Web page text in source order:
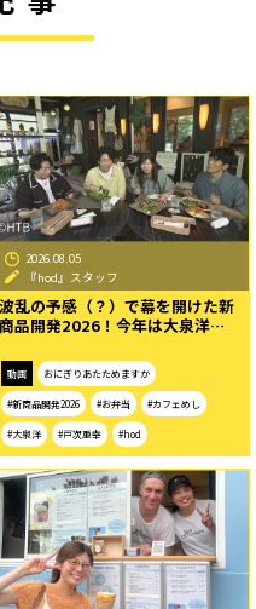
2026.08.05
『hod』スタッフ
波乱の予感（？）で幕を開けた新
商品開発2026！今年は大泉洋…
動画 おにぎりあたためますか
#新商品開発2026 #お弁当 #カフェめし
#大泉洋 #戸次重幸 #hod